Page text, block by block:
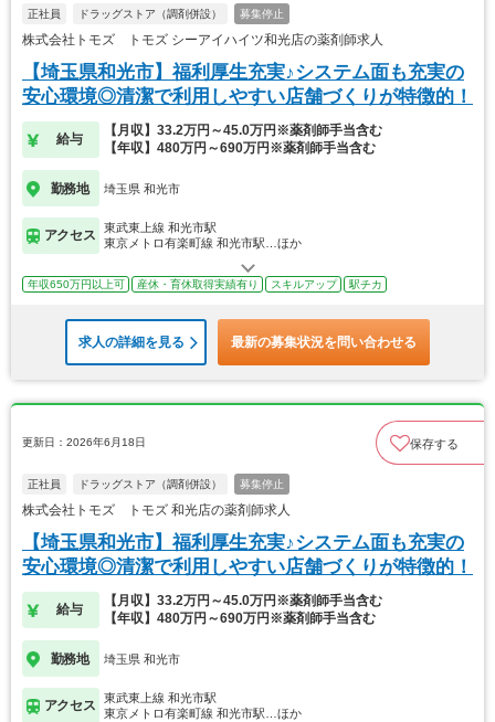
正社員 ドラッグストア（調剤併設） 募集停止
株式会社トモズ トモズ シーアイハイツ和光店の薬剤師求人
【埼玉県和光市】福利厚生充実♪システム面も充実の
安心環境◎清潔で利用しやすい店舗づくりが特徴的！
給与
【月収】33.2万円～45.0万円※薬剤師手当含む
【年収】480万円～690万円※薬剤師手当含む
勤務地 埼玉県 和光市
アクセス
東武東上線 和光市駅
東京メトロ有楽町線 和光市駅…ほか
年収650万円以上可 産休・育休取得実績有り スキルアップ 駅チカ
求人の詳細を見る 最新の募集状況を問い合わせる
更新日：2026年6月18日 保存する
正社員 ドラッグストア（調剤併設） 募集停止
株式会社トモズ トモズ 和光店の薬剤師求人
【埼玉県和光市】福利厚生充実♪システム面も充実の
安心環境◎清潔で利用しやすい店舗づくりが特徴的！
給与
【月収】33.2万円～45.0万円※薬剤師手当含む
【年収】480万円～690万円※薬剤師手当含む
勤務地 埼玉県 和光市
アクセス
東武東上線 和光市駅
東京メトロ有楽町線 和光市駅…ほか